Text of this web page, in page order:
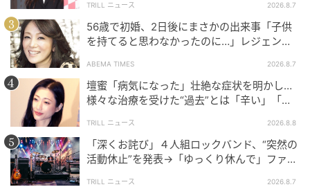
TRILL ニュース 2026.8.7
56歳で初婚、2日後にまさかの出来事「子供
を持てると思わなかったのに…」レジェンド
ABEMA TIMES 2026.8.7
壇蜜「病気になった」壮絶な症状を明かし…
様々な治療を受けた“過去”とは「辛い」「苦
TRILL ニュース 2026.8.8
「深くお詫び」４人組ロックバンド、“突然の
活動休止”を発表→「ゆっくり休んで」ファン
TRILL ニュース 2026.8.7